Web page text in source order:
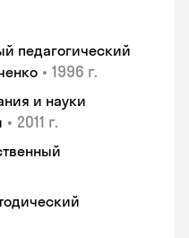
педагогический
• 1996 г.
и науки
• 2011 г.